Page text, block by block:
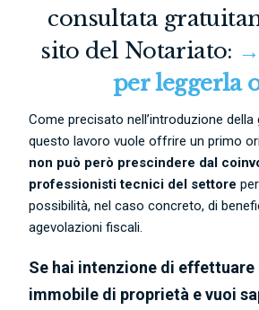
consultata
sito del Notariato:
per leggerla
Come precisato nell’introduzione della
questo lavoro vuole offrire un primo
non può però prescindere dal
professionisti tecnici del settore
possibilità, nel caso concreto, di
agevolazioni fiscali.
Se hai intenzione di effettuare
immobile di proprietà e vuoi